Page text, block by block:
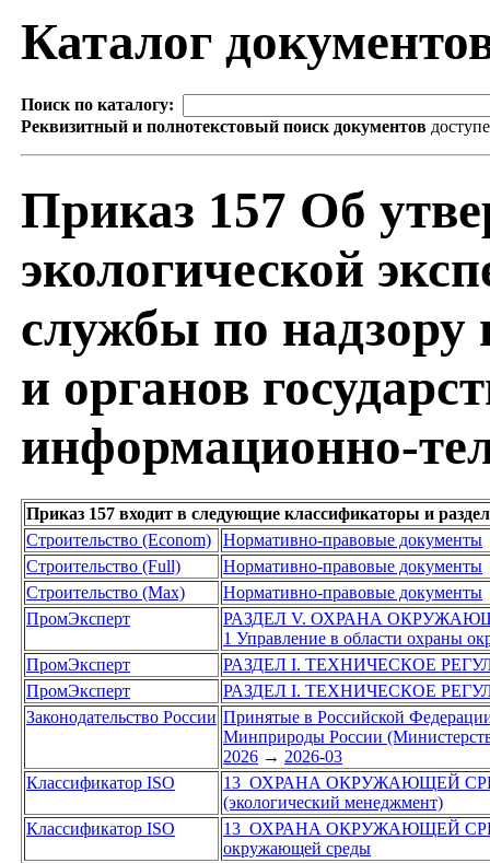
Каталог
Поиск по каталогу:
Реквизитный и полнотекстовый поиск документов
Приказ 157 Об
экологической
службы по надзору
и органов
информационно-
Приказ 157 входит в следующие классификаторы и
Строительство (Econom)
Нормативно-правовые документы
Строительство (Full)
Нормативно-правовые документы
Строительство (Max)
Нормативно-правовые документы
ПромЭксперт
РАЗДЕЛ V. ОХРАНА
1 Управление в области охраны
ПромЭксперт
РАЗДЕЛ I. ТЕХНИЧЕСКОЕ
ПромЭксперт
РАЗДЕЛ I. ТЕХНИЧЕСКОЕ
Законодательство России Принятые в Российской
Минприроды России
2026 → 2026-03
Классификатор ISO
13 ОХРАНА ОКРУЖАЮЩЕЙ
(экологический менеджмент)
Классификатор ISO
13 ОХРАНА ОКРУЖАЮЩЕЙ
окружающей среды